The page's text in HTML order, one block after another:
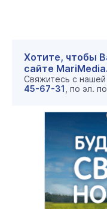
Хотите, чтобы
сайте
Свяжитесь с
45-67-31 , по эл.